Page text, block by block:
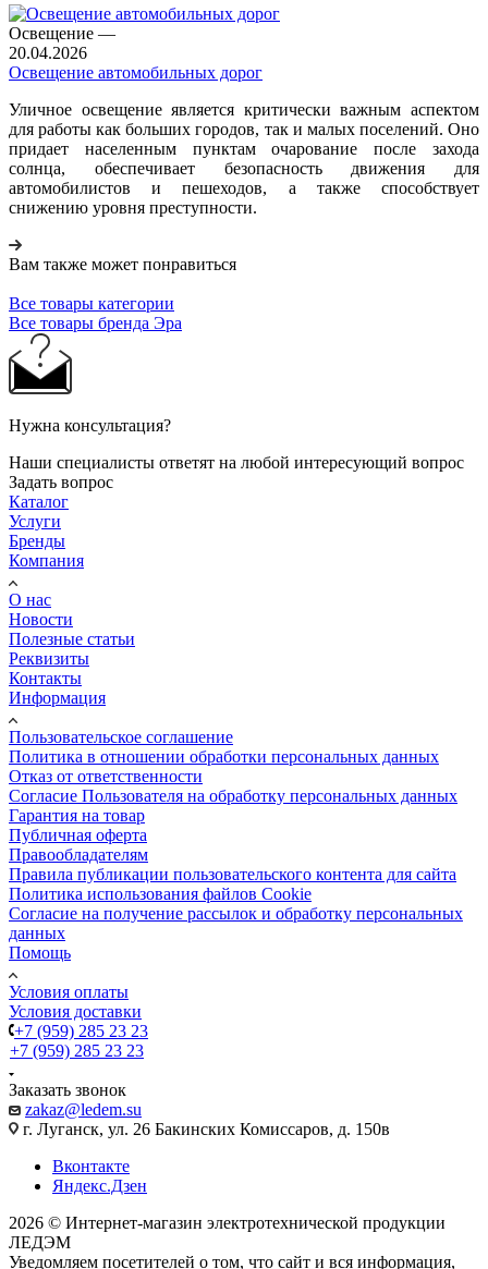
Освещение —
20.04.2026
Освещение автомобильных дорог
Уличное освещение является критически важным аспектом
для работы как больших городов, так и малых поселений. Оно
придает населенным пунктам очарование после захода
солнца, обеспечивает безопасность движения для
автомобилистов и пешеходов, а также способствует
снижению уровня преступности.
Вам также может понравиться
Все товары категории
Все товары бренда Эра
Нужна консультация?
Наши специалисты ответят на любой интересующий вопрос
Задать вопрос
Каталог
Услуги
Бренды
Компания
О нас
Новости
Полезные статьи
Реквизиты
Контакты
Информация
Пользовательское соглашение
Политика в отношении обработки персональных данных
Отказ от ответственности
Согласие Пользователя на обработку персональных данных
Гарантия на товар
Публичная оферта
Правообладателям
Правила публикации пользовательского контента для сайта
Политика использования файлов Cookie
Согласие на получение рассылок и обработку персональных
данных
Помощь
Условия оплаты
Условия доставки
+7 (959) 285 23 23
+7 (959) 285 23 23
Заказать звонок
zakaz@ledem.su
г. Луганск, ул. 26 Бакинских Комиссаров, д. 150в
Вконтакте
Яндекс.Дзен
2026 © Интернет-магазин электротехнической продукции
ЛЕДЭМ
Уведомляем посетителей о том, что сайт и вся информация,